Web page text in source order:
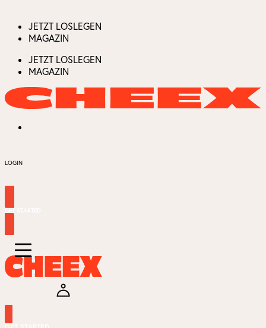
JETZT LOSLEGEN
MAGAZIN
JETZT LOSLEGEN
MAGAZIN
LOGIN
GET STARTED